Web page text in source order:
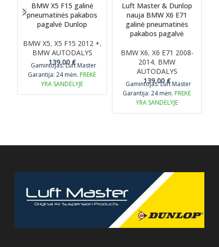
BMW X5 F15 galinė
pneumatinės pakabos
pagalvė Dunlop
BMW X5, X5 F15 2012 +,
BMW AUTODALYS
139.00 €
Gamintojas: Luft Master
Garantija: 24 mėn. PREKĖ
YRA SANDĖLYJE
Luft Master & Dunlop
nauja BMW X6 E71
galinė pneumatinės
pakabos pagalvė
BMW X6, X6 E71 2008-
2014, BMW
AUTODALYS
139.00 €
Gamintojas: Luft Master
Garantija: 24 mėn. PREKĖ
YRA SANDĖLYJE